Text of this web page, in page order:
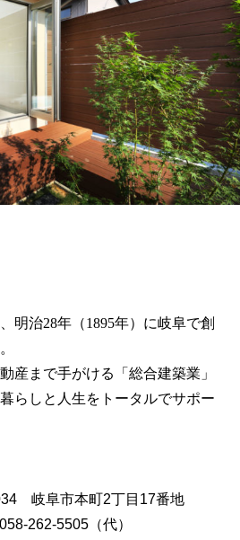
明治28年（1895年）に岐阜で創
産まで手がける「総合建築業」
らしと人生をトータルでサポー
岐阜市本町2丁目17番地
058-262-5505（代）